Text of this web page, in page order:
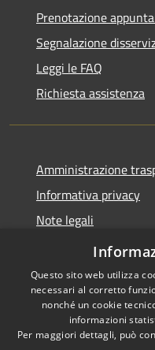
Prenotazione
Segnalazione
Leggi le FAQ
Richiesta assistenza
Amministrazione
Informativa privacy
Note legali
Dichiarazione di
Accessibilità
Questo sito web utilizza
necessari al corretto
nonché un cookie
informazioni
Per maggiori dettagli, può